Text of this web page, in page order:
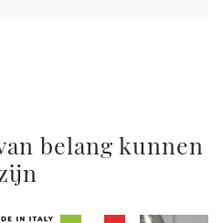
belang kunnen